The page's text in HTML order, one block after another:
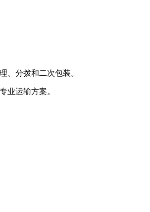
、分拨和二次包装。
业运输方案。